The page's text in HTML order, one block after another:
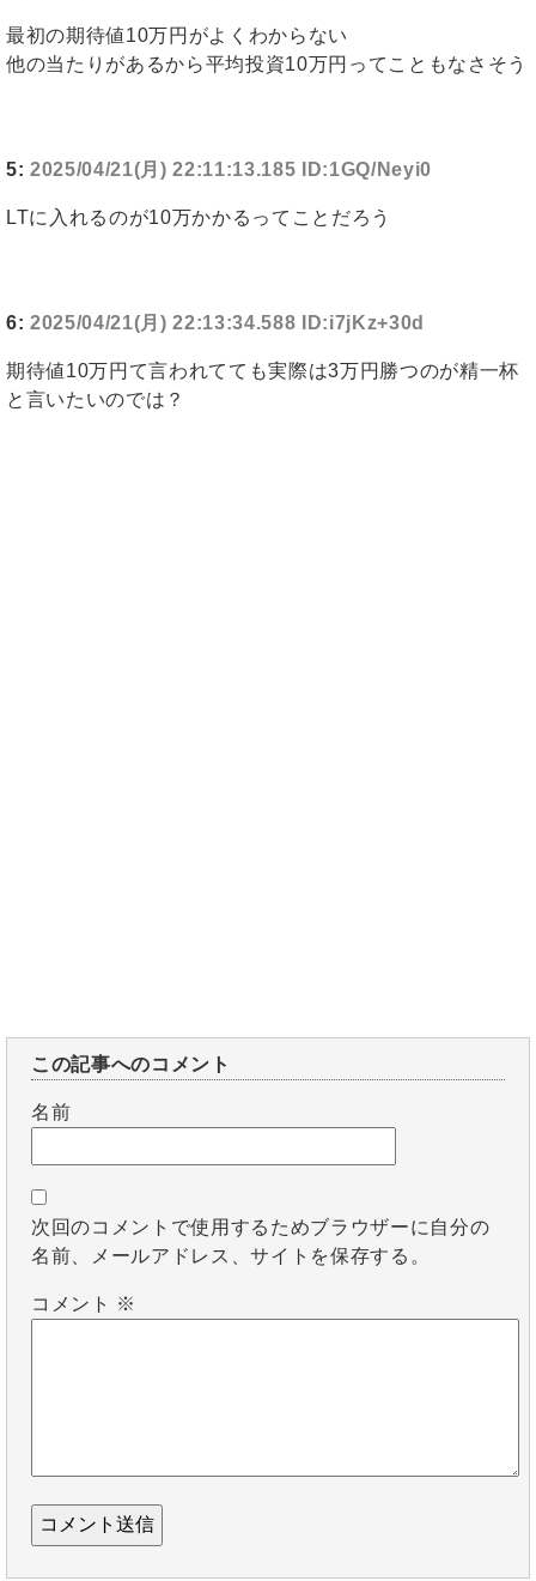
最初の期待値10万円がよくわからない
他の当たりがあるから平均投資10万円ってこともなさそう
5: 2025/04/21(月) 22:11:13.185 ID:1GQ/Neyi0
LTに入れるのが10万かかるってことだろう
6: 2025/04/21(月) 22:13:34.588 ID:i7jKz+30d
期待値10万円て言われてても実際は3万円勝つのが精一杯
と言いたいのでは？
この記事へのコメント
名前
次回のコメントで使用するためブラウザーに自分の
名前、メールアドレス、サイトを保存する。
コメント ※